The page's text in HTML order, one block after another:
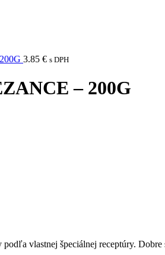
3.85 € s DPH
– 200G
vlastnej špeciálnej receptúry.